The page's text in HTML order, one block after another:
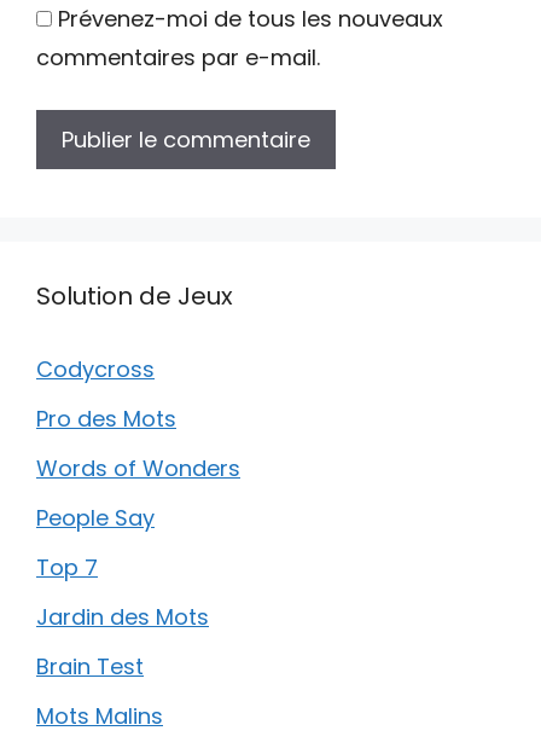
Prévenez-moi de tous les nouveaux
commentaires par e-mail.
Solution de Jeux
Codycross
Pro des Mots
Words of Wonders
People Say
Top 7
Jardin des Mots
Brain Test
Mots Malins